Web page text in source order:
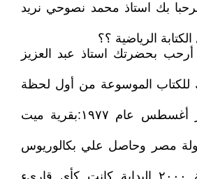
بك استاذ محمد نصوحي نريد
الرياضية ؟؟
بحضرتك استاذ عبد العزيز
الموسوعة من أول لحظة
اسماعيل مواليد شهر أغسطس عام ١٩٧٧:بقرية ميت
مصر وحاصل علي بكالوريوس